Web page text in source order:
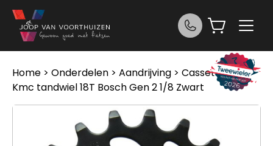
Ga naar de inhoud
Home > Onderdelen > Aandrijving > Cassettes>
Kmc tandwiel 18T Bosch Gen 2 1/8 Zwart